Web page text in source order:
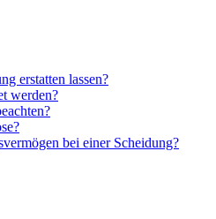
erstatten lassen?
werden?
bei einer Scheidung?